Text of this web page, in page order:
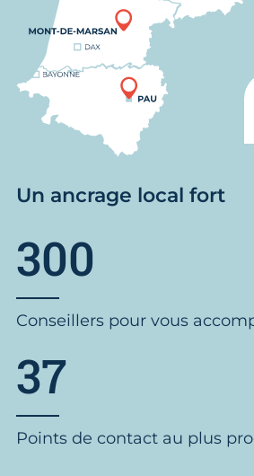
Un ancrage local fort
300
Conseillers pour vous
37
Points de contact au plus